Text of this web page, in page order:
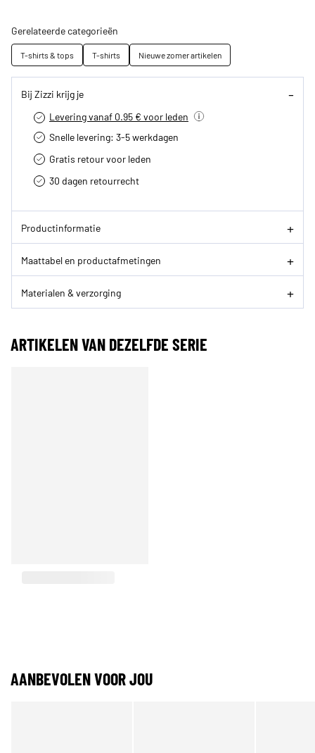
Gerelateerde categorieën
T-shirts & tops T-shirts Nieuwe zomer artikelen
Bij Zizzi krijg je
Levering vanaf 0.95 € voor leden
Snelle levering: 3-5 werkdagen
Gratis retour voor leden
30 dagen retourrecht­
Productinformatie
Maattabel en productafmetingen
Materialen & verzorging
ARTIKELEN VAN DEZELFDE SERIE
AANBEVOLEN VOOR JOU